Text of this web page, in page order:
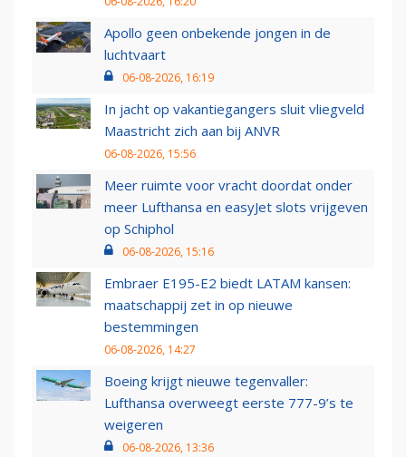
Apollo geen onbekende jongen in de
luchtvaart
06-08-2026, 16:19
In jacht op vakantiegangers sluit vliegveld
Maastricht zich aan bij ANVR
06-08-2026, 15:56
Meer ruimte voor vracht doordat onder
meer Lufthansa en easyJet slots vrijgeven
op Schiphol
06-08-2026, 15:16
Embraer E195-E2 biedt LATAM kansen:
maatschappij zet in op nieuwe
bestemmingen
06-08-2026, 14:27
Boeing krijgt nieuwe tegenvaller:
Lufthansa overweegt eerste 777-9’s te
weigeren
06-08-2026, 13:36